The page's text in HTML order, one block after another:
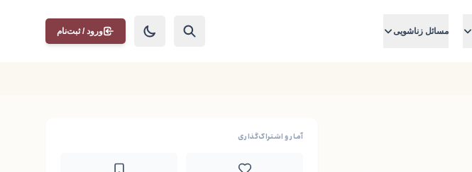
مسائل زناشویی ورود / ثبت‌نام
آمار و اشتراک‌گذاری